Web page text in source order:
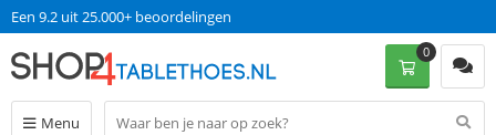
Een 9.2 uit 25.000+ beoordelingen
Menu
0